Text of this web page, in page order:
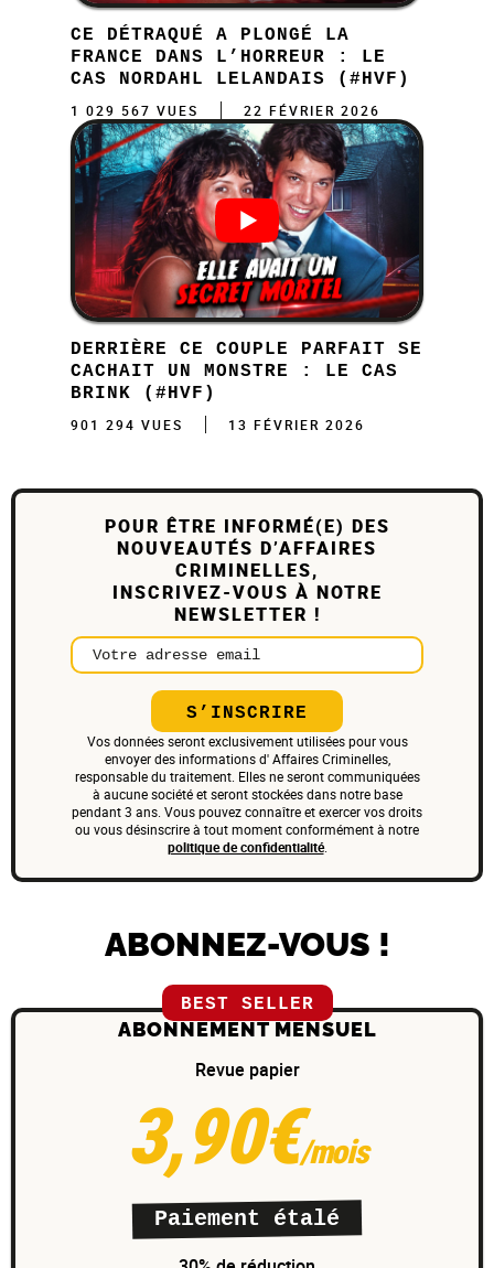
CE DÉTRAQUÉ A PLONGÉ LA
FRANCE DANS L’HORREUR : LE
CAS NORDAHL LELANDAIS (#HVF)
1 029 567 VUES 22 FÉVRIER 2026
DERRIÈRE CE COUPLE PARFAIT SE
CACHAIT UN MONSTRE : LE CAS
BRINK (#HVF)
901 294 VUES 13 FÉVRIER 2026
POUR ÊTRE INFORMÉ(E) DES
NOUVEAUTÉS D’AFFAIRES
CRIMINELLES,
INSCRIVEZ-VOUS À NOTRE
NEWSLETTER !
Votre adresse email
S’INSCRIRE
Vos données seront exclusivement utilisées pour vous
envoyer des informations d' Affaires Criminelles,
responsable du traitement. Elles ne seront communiquées
à aucune société et seront stockées dans notre base
pendant 3 ans. Vous pouvez connaître et exercer vos droits
ou vous désinscrire à tout moment conformément à notre
politique de confidentialité.
ABONNEZ-VOUS !
BEST SELLER
ABONNEMENT MENSUEL
Revue papier
3,90€/mois
Paiement étalé